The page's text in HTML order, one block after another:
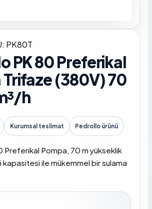
PK80T
PK 80 Preferikal
Trifaze (380V) 70
h
Kurumsal teslimat Pedrollo ürünü
Preferikal Pompa, 70 m yükseklik
kapasitesi ile mükemmel bir sulama